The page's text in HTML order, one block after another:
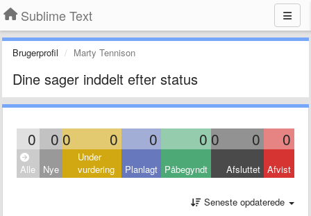
Sublime Text
Brugerprofil Marty Tennison
Dine sager inddelt efter status
0 0 0 0 0 0 0 0 0
Alle Nye
Under
vurdering
Planlagt Påbegyndt Afsluttet Afvist
Seneste opdaterede